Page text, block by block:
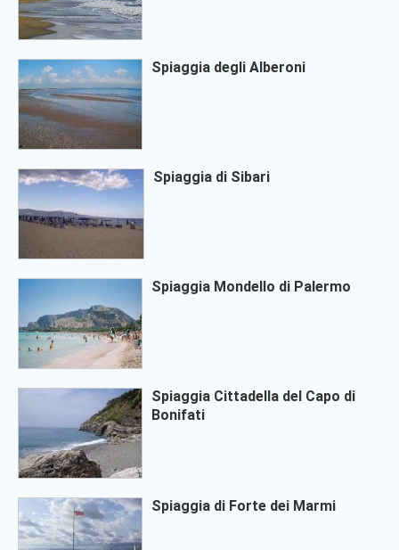
Spiaggia degli Alberoni
Spiaggia di Sibari
Spiaggia Mondello di Palermo
Spiaggia Cittadella del Capo di
Bonifati
Spiaggia di Forte dei Marmi